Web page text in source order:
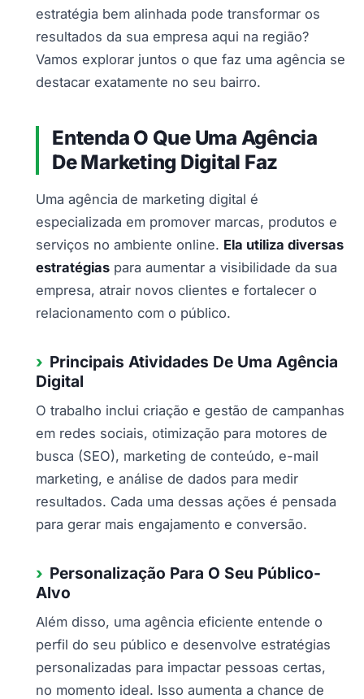
estratégia bem alinhada pode transformar os
resultados da sua empresa aqui na região?
Vamos explorar juntos o que faz uma agência se
destacar exatamente no seu bairro.
Entenda O Que Uma Agência
De Marketing Digital Faz
Uma agência de marketing digital é
especializada em promover marcas, produtos e
serviços no ambiente online. Ela utiliza diversas
estratégias para aumentar a visibilidade da sua
empresa, atrair novos clientes e fortalecer o
relacionamento com o público.
Principais Atividades De Uma Agência
Digital
O trabalho inclui criação e gestão de campanhas
em redes sociais, otimização para motores de
busca (SEO), marketing de conteúdo, e-mail
marketing, e análise de dados para medir
resultados. Cada uma dessas ações é pensada
para gerar mais engajamento e conversão.
Personalização Para O Seu Público-
Alvo
Além disso, uma agência eficiente entende o
perfil do seu público e desenvolve estratégias
personalizadas para impactar pessoas certas,
no momento ideal. Isso aumenta a chance de